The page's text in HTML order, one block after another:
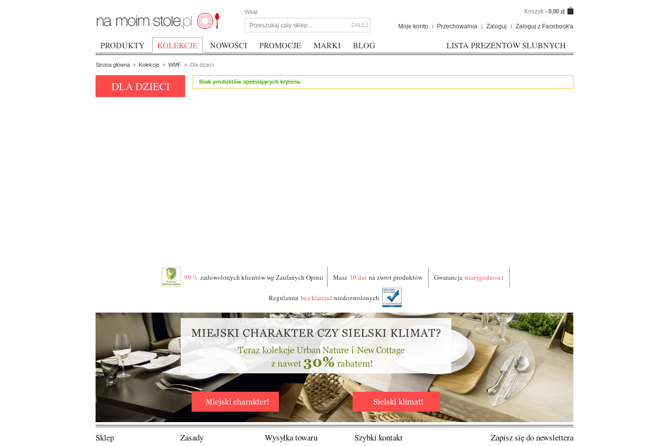
Witaj!
DALEJ
Koszyk - 0,00 zł
Moje konto Przechowalnia Zaloguj Zaloguj z Facebook'a
PRODUKTY KOLEKCJE NOWOŚCI PROMOCJE MARKI BLOG LISTA PREZENTÓW ŚLUBNYCH
Strona główna » Kolekcje » WMF » Dla dzieci
Brak produktów spełniających kryteria.
DLA DZIECI
99 % zadowolonych klientów wg Zaufanych Opinii Masz 30 dni na zwrot produktów Gwarancja wiarygodności
Regulamin bez klauzul niedozwolonych
Zapisz się do newslettera
Sklep Zasady Wysyłka towaru Szybki kontakt